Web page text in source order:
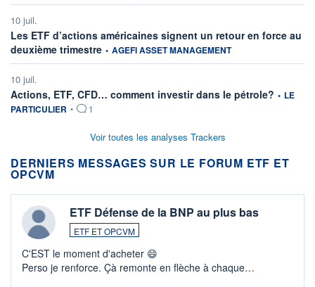
10 juil.
Les ETF d’actions américaines signent un retour en force au
deuxième trimestre information fournie par
• AGEFI ASSET MANAGEMENT
10 juil.
Actions, ETF, CFD… comment investir dans le pétrole? • LE
PARTICULIER • 1
Voir toutes les analyses Trackers
DERNIERS MESSAGES SUR LE FORUM ETF ET
OPCVM
ETF Défense de la BNP au plus bas
ETF ET OPCVM
C'EST le moment d'acheter 😄​
Perso je renforce. Çà remonte en flèche à chaque